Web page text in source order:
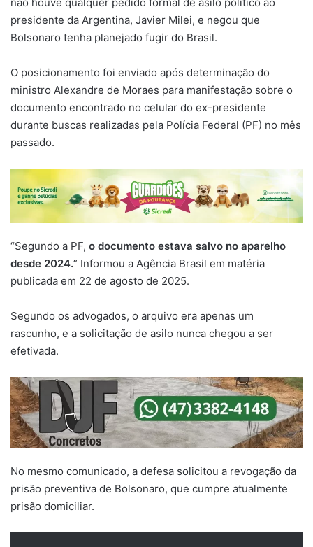
presidente da Argentina, Javier Milei, e negou que
Bolsonaro tenha planejado fugir do Brasil.
O posicionamento foi enviado após determinação do
ministro Alexandre de Moraes para manifestação sobre o
documento encontrado no celular do ex-presidente
durante buscas realizadas pela Polícia Federal (PF) no mês
passado.
“Segundo a PF, o documento estava salvo no aparelho
desde 2024.” Informou a Agência Brasil em matéria
publicada em 22 de agosto de 2025.
Segundo os advogados, o arquivo era apenas um
rascunho, e a solicitação de asilo nunca chegou a ser
efetivada.
No mesmo comunicado, a defesa solicitou a revogação da
prisão preventiva de Bolsonaro, que cumpre atualmente
prisão domiciliar.